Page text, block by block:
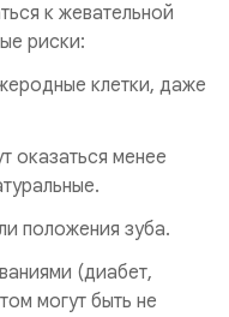
к жевательной
риски:
клетки, даже
оказаться менее
положения зуба.
(диабет,
могут быть не